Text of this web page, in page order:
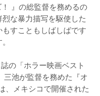
』の総監督を務めるの
な暴力描写を駆使した
すこともしばしばです
の「ホラー映画ベスト
池が監督を務めた『オ
、メキシコで開催された